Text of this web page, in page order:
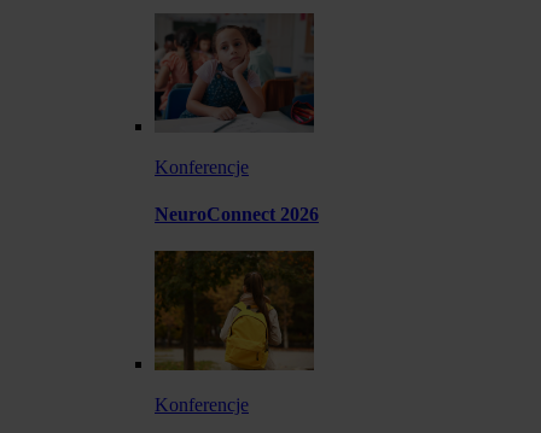
Konferencje
NeuroConnect 2026
Konferencje